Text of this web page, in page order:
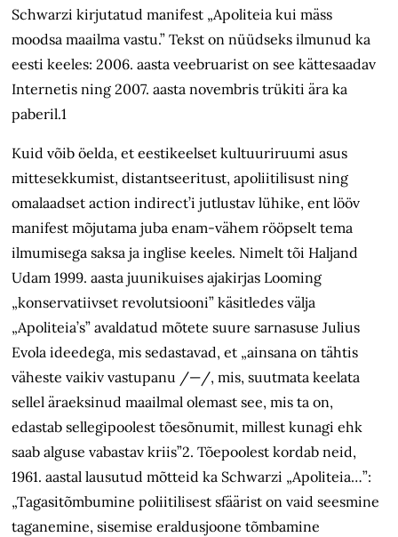
Schwarzi kirjutatud manifest „Apoliteia kui mäss
moodsa maailma vastu.” Tekst on nüüdseks ilmunud ka
eesti keeles: 2006. aasta veebruarist on see kättesaadav
Internetis ning 2007. aasta novembris trükiti ära ka
paberil.1
Kuid võib öelda, et eestikeelset kultuuriruumi asus
mittesekkumist, distantseeritust, apoliitilisust ning
omalaadset action indirect’i jutlustav lühike, ent lööv
manifest mõjutama juba enam-vähem rööpselt tema
ilmumisega saksa ja inglise keeles. Nimelt tõi Haljand
Udam 1999. aasta juunikuises ajakirjas Looming
„konservatiivset revolutsiooni” käsitledes välja
„Apoliteia’s” avaldatud mõtete suure sarnasuse Julius
Evola ideedega, mis sedastavad, et „ainsana on tähtis
väheste vaikiv vastupanu /—/, mis, suutmata keelata
sellel äraeksinud maailmal olemast see, mis ta on,
edastab sellegipoolest tõesõnumit, millest kunagi ehk
saab alguse vabastav kriis”2. Tõepoolest kordab neid,
1961. aastal lausutud mõtteid ka Schwarzi „Apoliteia…”:
„Tagasitõmbumine poliitilisest sfäärist on vaid seesmine
taganemine, sisemise eraldusjoone tõmbamine